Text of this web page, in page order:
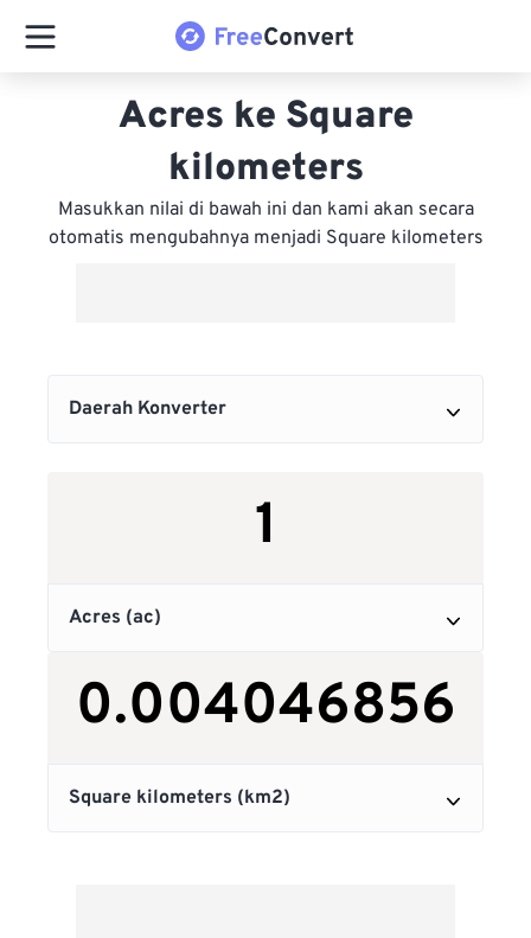
Acres ke Square
kilometers
Masukkan nilai di bawah ini dan kami akan secara
otomatis mengubahnya menjadi Square kilometers